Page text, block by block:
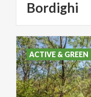
Bordighi
ACTIVE & GREEN